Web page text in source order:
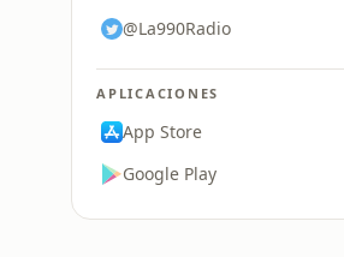
@La990Radio
APLICACIONES
App Store
Google Play